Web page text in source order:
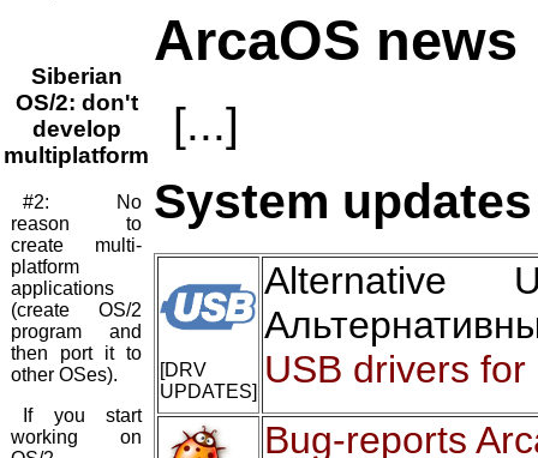
Siberian
OS/2: don't
develop
multiplatform
#2: No
reason to
create multi-
platform
applications
(create OS/2
program and
then port it to
other OSes).
If you start
working on
ArcaOS news
[...]
System
[DRV
UPDATES]
USB drivers for
Bug-reports